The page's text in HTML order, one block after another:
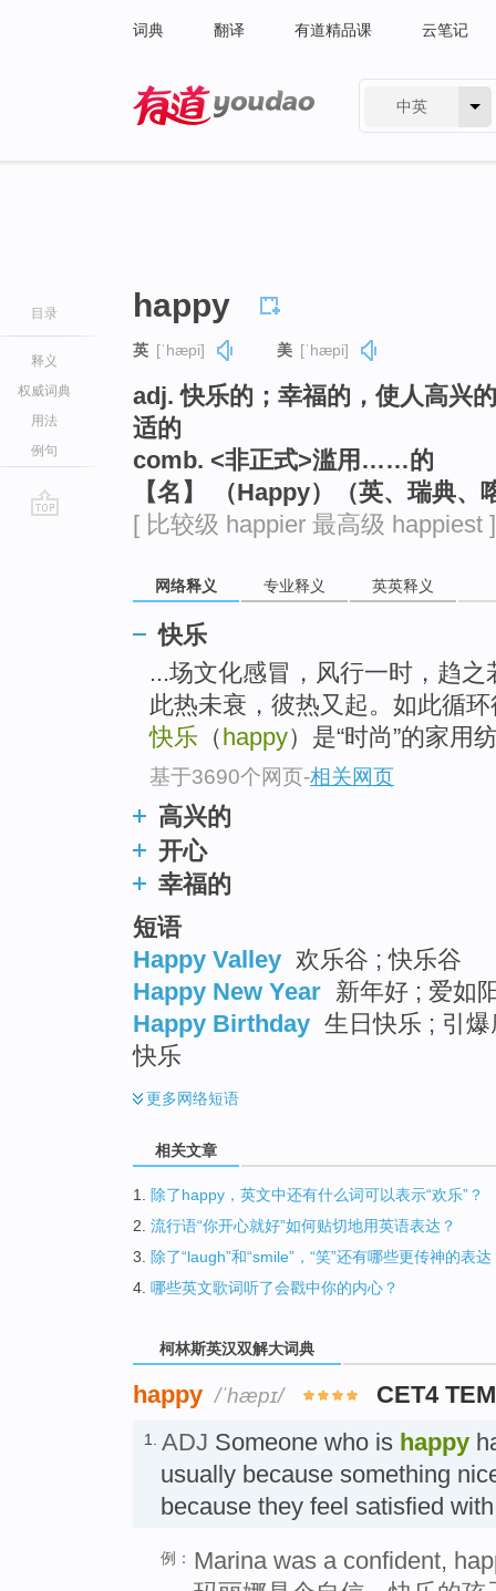
词典 翻译 有道精品课 云笔记
中英
目录
释义
权威词典
用法
例句
happy
英 [ˈhæpi] 美 [ˈhæpi]
adj. 快乐的；幸福的，使人高兴
适的
comb. <非正式>滥用……的
【名】 （Happy）（英、瑞典、
[ 比较级 happier 最高级 happiest ]
网络释义 专业释义 英英释义
快乐
...场文化感冒，风行一时，趋
此热未衰，彼热又起。如此循
快乐 （ happy）是“时尚”的家用
基于3690个网页-相关网页
高兴的
开心
幸福的
短语
Happy Valley 欢乐谷 ; 快乐谷
Happy New Year 新年好 ; 爱如
Happy Birthday 生日快乐 ; 引
快乐
更多网络短语
相关文章
1.
除了happy，英文中还有什么词可以表示“欢乐”？
2. 流行语“你开心就好”如何贴切地用英语表达？
3.
除了“laugh”和“smile”，“笑”还有哪些更传神的表达
4. 哪些英文歌词听了会戳中你的内心？
柯林斯英汉双解大词典
happy /ˈhæpɪ/ CET4
1. ADJ Someone who is happy
usually because something
because they feel satisfied
例： Marina was a confident,